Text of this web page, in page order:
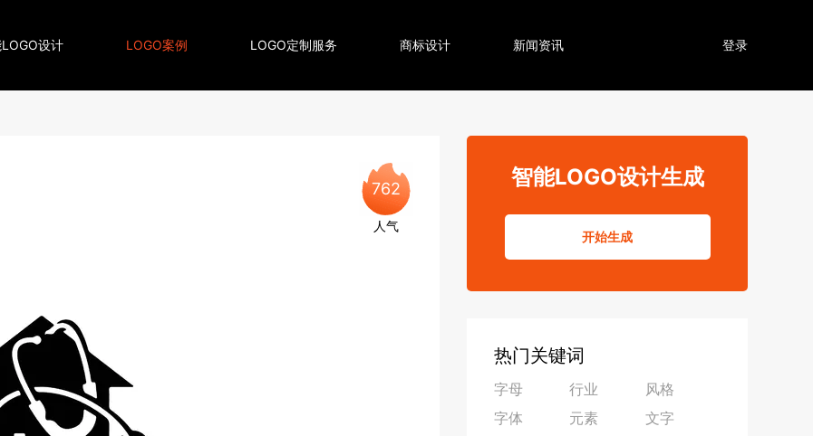
设计 LOGO案例 LOGO定制服务 商标设计 新闻资讯 登录
762
人气
智能LOGO设计生成
开始生成
热门关键词
字母 行业
风格
字体
元素
文字